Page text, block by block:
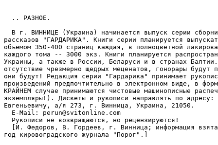
  .. РАЗHОЕ.
В г. ВИННИЦЕ (Украина) начинается выпуск серии
рассказов "ГАРДАРИКА". Книги серии планируется
объемом 350-400 страниц каждая, в полноцветной
каждого тома -- 3000 экз. Книги планируется
Украины, а также в России, Беларуси и в странах
отсутствие чрезмерно щедрых меценатов, гонорары будут
они будут! Редакция серии "Гардарика" принимает
произведений предпочтительно в электронном виде, в
КРАЙНЕМ случае принимаются чистовые машинописные
экземпляры!). Дискеты и рукописи направлять по адресу:
Евгеньевичу, а/я 273, г. Винница, Украина, 21050.
  E-Mail: perun@svitonline.com
  Рукописи не возвращаются, но рецензируются!
[И. Федоров, В. Гордеев, г. Винница; информация
год кировоградского журнала "Порог".]